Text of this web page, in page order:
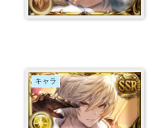
キャラ